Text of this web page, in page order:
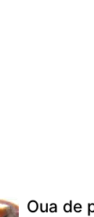
Oua de